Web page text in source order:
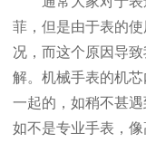
菲，但是由于表的
况，而这个原因导
解。机械手表的机
一起的，如稍不甚遇
如不是专业手表，